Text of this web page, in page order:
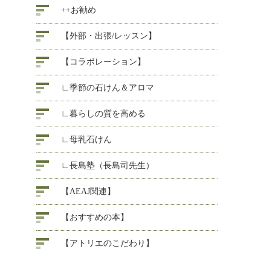
++お勧め
【外部・出張/レッスン】
【コラボレーション】
∟季節の石けん＆アロマ
∟暮らしの質を高める
∟母乳石けん
∟長島塾（長島司先生）
【AEAJ関連】
【おすすめの本】
【アトリエのこだわり】